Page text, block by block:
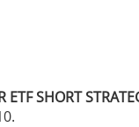
ETF SHORT